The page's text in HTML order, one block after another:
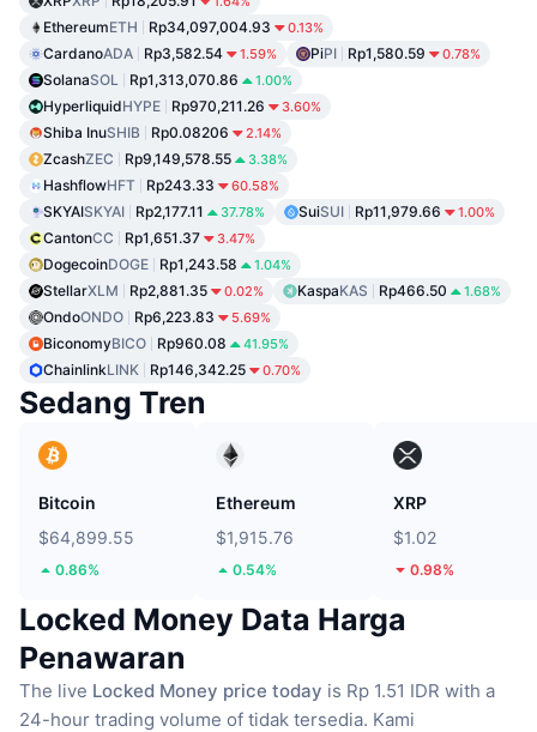
EthereumETH Rp34,097,004.93 0.13%
CardanoADA Rp3,582.54 1.59% PiPI Rp1,580.59 0.78%
SolanaSOL Rp1,313,070.86 1.00%
HyperliquidHYPE Rp970,211.26 3.60%
Shiba InuSHIB Rp0.08206 2.14%
ZcashZEC Rp9,149,578.55 3.38%
HashflowHFT Rp243.33 60.58%
SKYAISKYAI Rp2,177.11 37.78% SuiSUI Rp11,979.66 1.00%
CantonCC Rp1,651.37 3.47%
DogecoinDOGE Rp1,243.58 1.04%
StellarXLM Rp2,881.35 0.02% KaspaKAS Rp466.50 1.68%
OndoONDO Rp6,223.83 5.69%
BiconomyBICO Rp960.08 41.95%
ChainlinkLINK Rp146,342.25 0.70%
Sedang Tren
Bitcoin
$64,899.55
0.86%
Ethereum
$1,915.76
0.54%
XRP
$1.02
0.98%
Locked Money Data Harga
Penawaran
The live Locked Money price today is Rp 1.51 IDR with a
24-hour trading volume of tidak tersedia. Kami